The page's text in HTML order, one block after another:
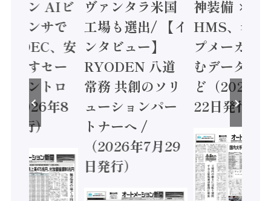
コン AIビ
センサで
/ IDEC、安
かすセー
コントロ
2026年8
発行）
ヴァンタラ米国
工場も選出/ 【イ
ンタビュー】
RYODEN 八道
常務 共創のソリ
ューションパー
トナーへ /
（2026年7月29
日発行）
神装備 ×
HMS、老舗
プメーカー
むデータ活
ど（2026年
22日発行）